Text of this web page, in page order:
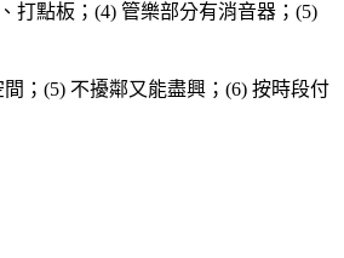
打點板；(4) 管樂部分有消音器；(5)
；(5) 不擾鄰又能盡興；(6) 按時段付